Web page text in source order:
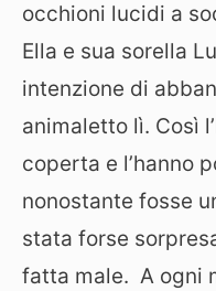
occhioni lucidi a
Ella e sua sorella
intenzione di
animaletto lì. Così
coperta e l’hanno
nonostante fosse
stata forse
fatta male. A ogni